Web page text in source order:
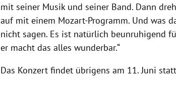
mit seiner Musik und seiner Band. Dann
auf mit einem Mozart-Programm. Und was
nicht sagen. Es ist natürlich beunruhigend
er macht das alles wunderbar.“
Das Konzert findet übrigens am 11. Juni